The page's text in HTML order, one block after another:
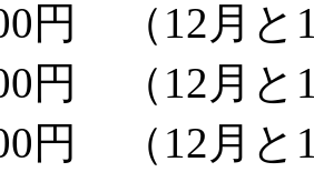
円 （12月と
円 （12月と1
円 （12月と1